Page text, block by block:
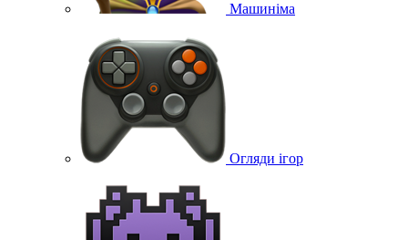
Машиніма
Огляди ігор